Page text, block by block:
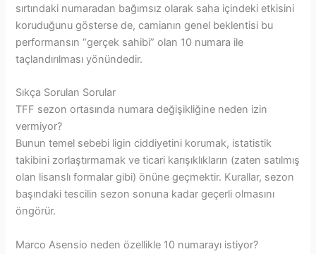
sırtındaki numaradan bağımsız olarak saha içindeki etkisini
koruduğunu gösterse de, camianın genel beklentisi bu
performansın “gerçek sahibi” olan 10 numara ile
taçlandırılması yönündedir.
Sıkça Sorulan Sorular
TFF sezon ortasında numara değişikliğine neden izin
vermiyor?
Bunun temel sebebi ligin ciddiyetini korumak, istatistik
takibini zorlaştırmamak ve ticari karışıklıkların (zaten satılmış
olan lisanslı formalar gibi) önüne geçmektir. Kurallar, sezon
başındaki tescilin sezon sonuna kadar geçerli olmasını
öngörür.
Marco Asensio neden özellikle 10 numarayı istiyor?